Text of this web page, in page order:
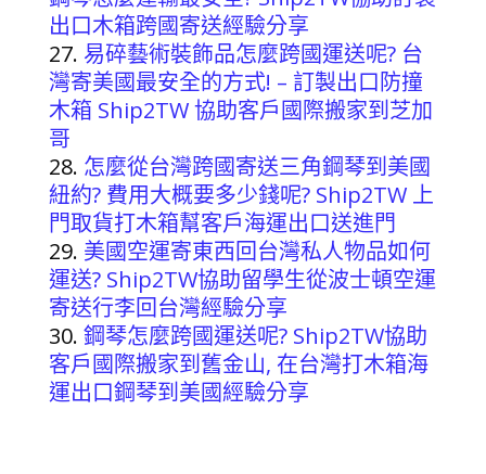
出口木箱跨國寄送經驗分享
易碎藝術裝飾品怎麼跨國運送呢? 台
灣寄美國最安全的方式! – 訂製出口防撞
木箱 Ship2TW 協助客戶國際搬家到芝加
哥
怎麼從台灣跨國寄送三角鋼琴到美國
紐約? 費用大概要多少錢呢? Ship2TW 上
門取貨打木箱幫客戶海運出口送進門
美國空運寄東西回台灣私人物品如何
運送? Ship2TW協助留學生從波士頓空運
寄送行李回台灣經驗分享
鋼琴怎麼跨國運送呢? Ship2TW協助
客戶國際搬家到舊金山, 在台灣打木箱海
運出口鋼琴到美國經驗分享